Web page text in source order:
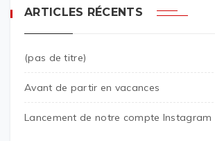
ARTICLES RÉCENTS
(pas de titre)
Avant de partir en vacances
Lancement de notre compte Instagram